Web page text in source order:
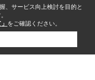
、サービス向上検討を目的と
をご確認ください。